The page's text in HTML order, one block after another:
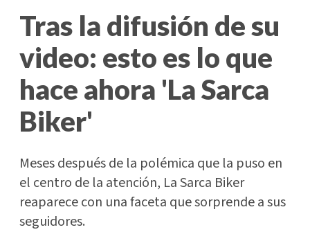
Tras la difusión de su
video: esto es lo que
hace ahora 'La Sarca
Biker'
Meses después de la polémica que la puso en
el centro de la atención, La Sarca Biker
reaparece con una faceta que sorprende a sus
seguidores.